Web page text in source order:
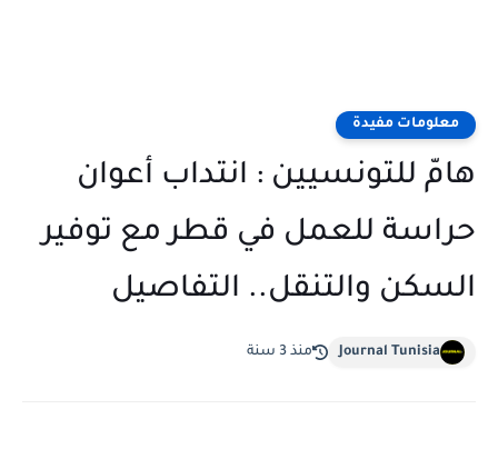
معلومات مفيدة
هامّ للتونسيين : انتداب أعوان
حراسة للعمل في قطر مع توفير
السكن والتنقل.. التفاصيل
Journal Tunisia منذ 3 سنة